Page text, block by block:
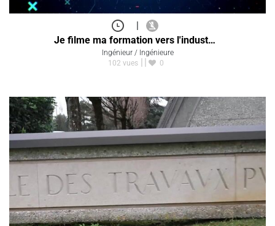
|
Je filme ma formation vers l'indust…
Ingénieur / Ingénieure
102 vues
0